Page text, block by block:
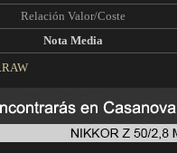
Relación Valor/Coste
Nota Media